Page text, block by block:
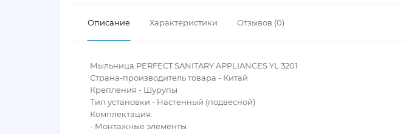
Описание Характеристики Отзывов (0)
Мыльница PERFECT SANITARY APPLIANCES YL 3201
Страна-производитель товара - Китай
Крепления - Шурупы
Тип установки - Настенный (подвесной)
Комплектация:
- Монтажные элементы